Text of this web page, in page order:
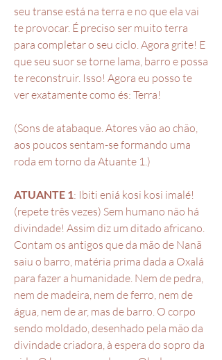
seu transe está na terra e no que ela vai
te provocar. É preciso ser muito terra
para completar o seu ciclo. Agora grite! E
que seu suor se torne lama, barro e possa
te reconstruir. Isso! Agora eu posso te
ver exatamente como és: Terra!
(Sons de atabaque. Atores vão ao chão,
aos poucos sentam-se formando uma
roda em torno da Atuante 1.)
ATUANTE 1: Ibiti eniá kosi kosi imalé!
(repete três vezes) Sem humano não há
divindade! Assim diz um ditado africano.
Contam os antigos que da mão de Nanã
saiu o barro, matéria prima dada a Oxalá
para fazer a humanidade. Nem de pedra,
nem de madeira, nem de ferro, nem de
água, nem de ar, mas de barro. O corpo
sendo moldado, desenhado pela mão da
divindade criadora, à espera do sopro da